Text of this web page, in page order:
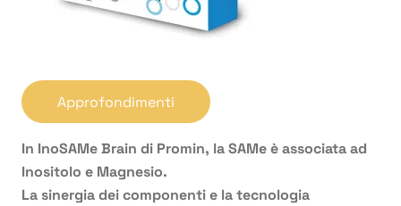
Approfondimenti
In InoSAMe Brain di Promin, la SAMe è associata ad
Inositolo e Magnesio.
La sinergia dei componenti e la tecnologia